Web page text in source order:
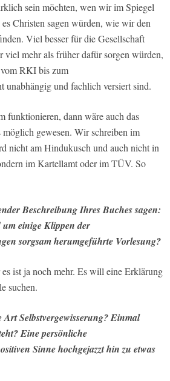
sein möchten, wen wir im Spiegel
Christen sagen würden, wie wir den
Viel besser für die Gesellschaft
viel mehr als früher dafür sorgen würden,
RKI bis zum
unabhängig und fachlich versiert sind.
funktionieren, dann wäre auch das
möglich gewesen. Wir schreiben im
nicht am Hindukusch und auch nicht in
im Kartellamt oder im TÜV. So
Beschreibung Ihres Buches sagen:
einige Klippen der
sorgsam herumgeführte Vorlesung?
ist ja noch mehr. Es will eine Erklärung
suchen.
Selbstvergewisserung? Einmal
Eine persönliche
Sinne hochgejazzt hin zu etwas